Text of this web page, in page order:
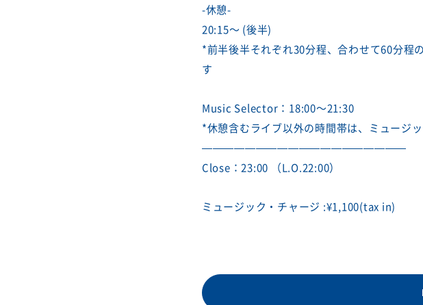
-休憩-
20:15〜 (後半)
*前半後半それぞれ30分程、合わせて60分程
す
Music Selector：18:00〜21:30
*休憩含むライブ以外の時間帯は、ミュージ
———————————————————
Close：23:00 （L.O.22:00）
ミュージック・チャージ :¥1,100(tax in)